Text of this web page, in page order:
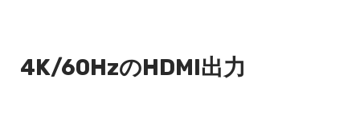
4K/60HzのHDMI出力